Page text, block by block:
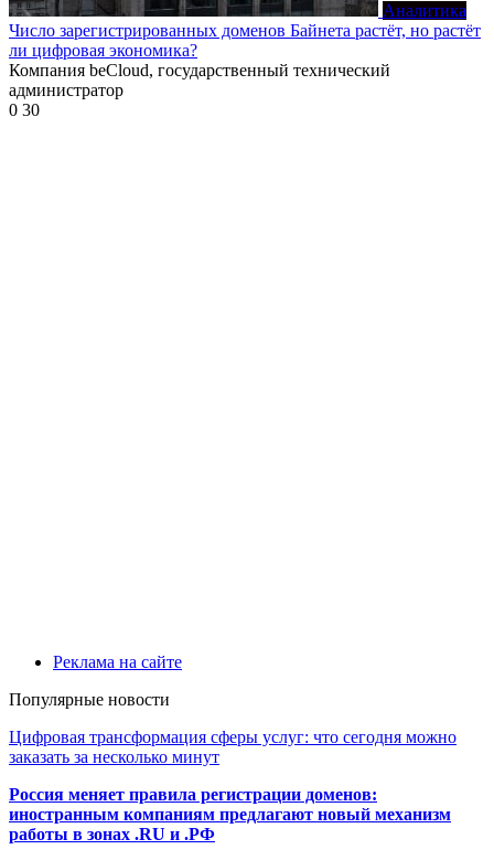
Аналитика
Число зарегистрированных доменов Байнета растёт, но растёт
ли цифровая экономика?
Компания beCloud, государственный технический
администратор
0 30
Реклама на сайте
Популярные новости
Цифровая трансформация сферы услуг: что сегодня можно
заказать за несколько минут
Россия меняет правила регистрации доменов:
иностранным компаниям предлагают новый механизм
работы в зонах .RU и .РФ